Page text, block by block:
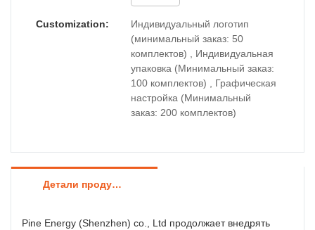
Customization:
Индивидуальный логотип
(минимальный заказ: 50
комплектов) , Индивидуальная
упаковка (Минимальный заказ:
100 комплектов) , Графическая
настройка (Минимальный
заказ: 200 комплектов)
Детали продуктов
Pine Energy (Shenzhen) co., Ltd продолжает внедрять